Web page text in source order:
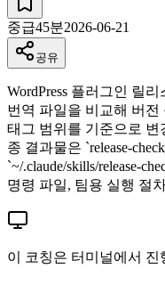
중급45분2026-06-21
공유
WordPress 플러그인 릴리
번역 파일을 비교해 버
태그 범위를 기준으로 변
종 결과물은 `release-
`~/.claude/skills/release-
명령 파일, 팀용 실행 절
이 코칭은 터미널에서 진